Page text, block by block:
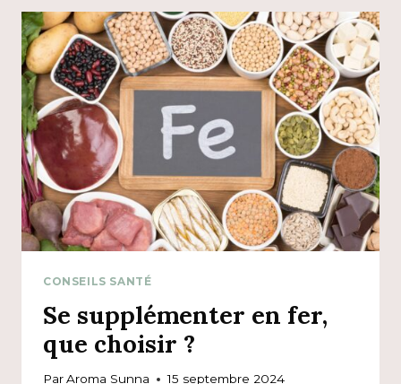
CONSEILS SANTÉ
Se supplémenter en fer,
que choisir ?
ParAroma Sunna 15 septembre 2024